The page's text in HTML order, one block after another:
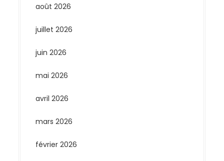
août 2026
juillet 2026
juin 2026
mai 2026
avril 2026
mars 2026
février 2026